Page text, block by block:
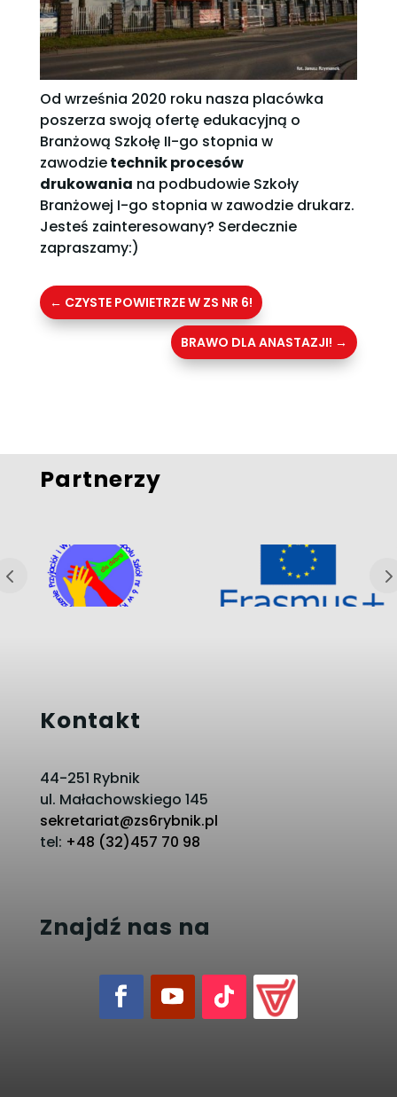
Od września 2020 roku nasza placówka
poszerza swoją ofertę edukacyjną o
Branżową Szkołę II-go stopnia w
zawodzietechnik procesów
drukowania na podbudowie Szkoły
Branżowej I-go stopnia w zawodzie drukarz.
Jesteś zainteresowany? Serdecznie
zapraszamy:)
← CZYSTE POWIETRZE W ZS NR 6!
BRAWO DLA ANASTAZJI! →
Partnerzy
Kontakt
44-251 Rybnik
ul. Małachowskiego 145
sekretariat@zs6rybnik.pl
tel: +48 (32)457 70 98
Znajdź nas na